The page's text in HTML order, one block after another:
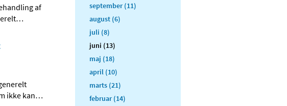
af
…
ikke kan…
september (11)
august (6)
juli (8)
juni (13)
maj (18)
april (10)
marts (21)
februar (14)